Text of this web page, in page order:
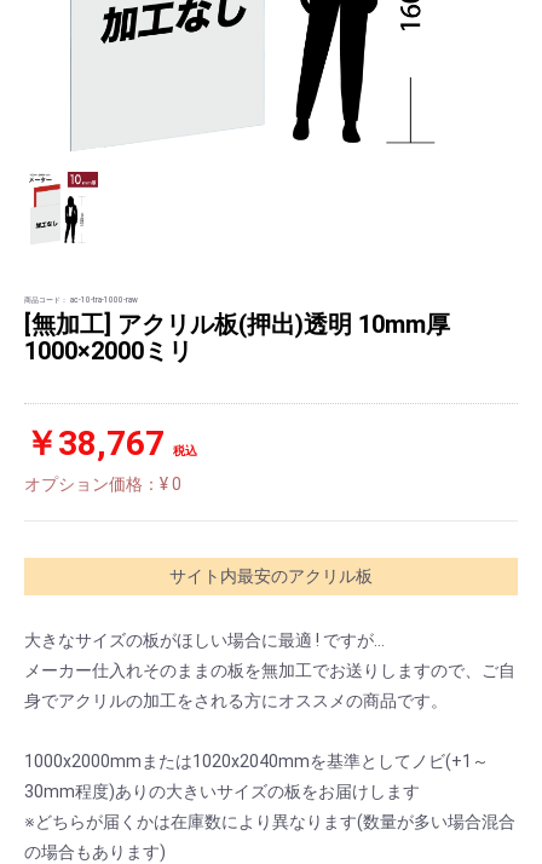
商品コード： ac-10-tra-1000-raw
[無加工] アクリル板(押出)透明 10mm厚
1000×2000ミリ
￥38,767 税込
オプション価格：¥0
サイト内最安のアクリル板
大きなサイズの板がほしい場合に最適 ! ですが...
メーカー仕入れそのままの板を無加工でお送りしますので、ご自
身でアクリルの加工をされる方にオススメの商品です。
1000x2000mmまたは1020x2040mmを基準としてノビ(+1～
30mm程度)ありの大きいサイズの板をお届けします
※どちらが届くかは在庫数により異なります(数量が多い場合混合
の場合もあります)